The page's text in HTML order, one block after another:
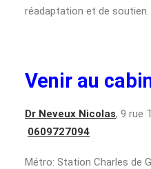
réadaptation et de soutien.
Venir au
Dr Neveux Nicolas, 9 rue
0609727094
Métro: Station Charles de